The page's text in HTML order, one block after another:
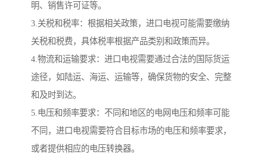
明、销售许可证等。
3.关税和税率：根据相关政策，进口电视可能需要缴纳
关税和税费，具体税率根据产品类别和政策而异。
4.物流和运输要求：进口电视需要通过合法的国际货运
途径，如陆运、海运、运输等，确保货物的安全、完整
和及时到达。
5.电压和频率要求：不同和地区的电网电压和频率可能
不同，进口电视需要符合目标市场的电压和频率要求，
或者提供相应的电压转换器。